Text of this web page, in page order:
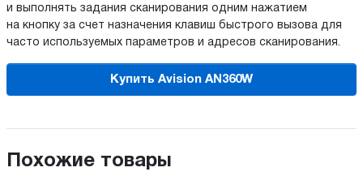
и выполнять задания сканирования одним нажатием
на кнопку за счет назначения клавиш быстрого вызова для
часто используемых параметров и адресов сканирования.
Купить Avision AN360W
Похожие товары